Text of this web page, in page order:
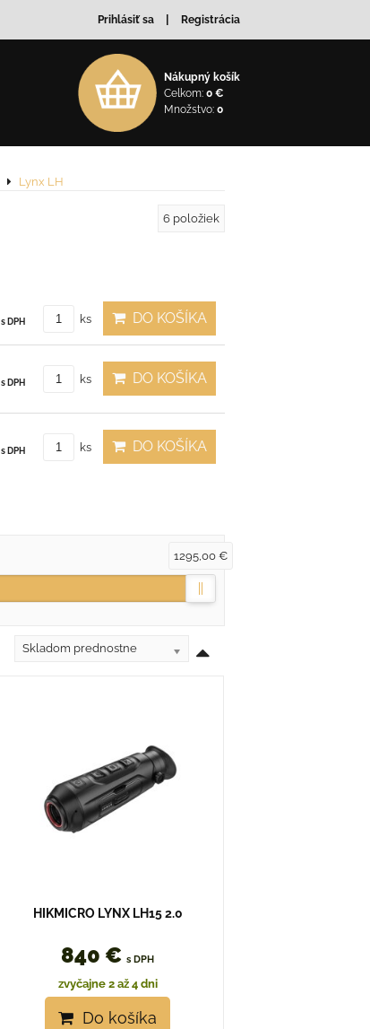
Prihlásiť sa Registrácia
Nákupný košík
Celkom: 0 €
Množstvo: 0
Lynx LH
6 položiek
s DPH ks DO KOŠÍKA
s DPH ks DO KOŠÍKA
s DPH ks DO KOŠÍKA
1295,00 €
Skladom prednostne
HIKMICRO LYNX LH15 2.0
840 €s DPH
zvyčajne 2 až 4 dni
Do košíka